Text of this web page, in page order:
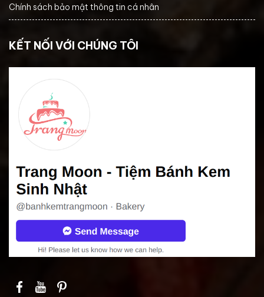
Chính sách bảo mật thông tin cá nhân
KẾT NỐI VỚI CHÚNG TÔI